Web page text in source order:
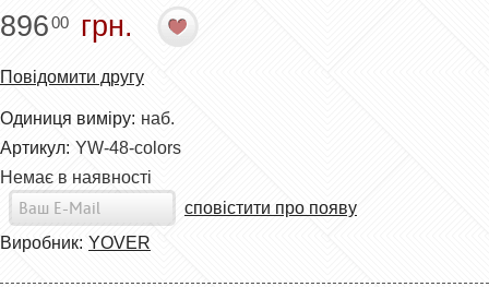
89600 грн.
Повідомити другу
Одиниця виміру: наб.
Артикул: YW-48-colors
Немає в наявності
сповістити про появу
Виробник: YOVER